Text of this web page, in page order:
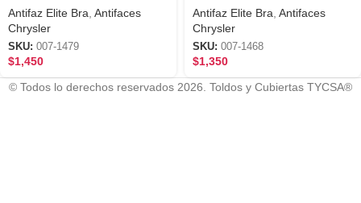
Antifaz Elite Bra Antifaces
Chrysler
SKU: 007-1479
$1,450
Antifaz Elite Bra Antifaces
Chrysler
SKU: 007-1468
$1,350
© Todos lo derechos reservados 2026. Toldos y Cubiertas TYCSA®